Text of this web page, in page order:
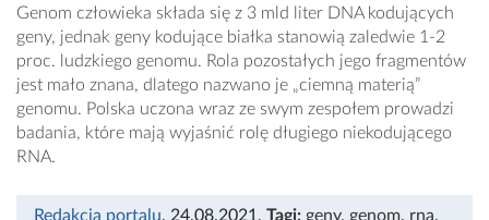
Genom człowieka składa się z 3 mld liter DNA kodujących
geny, jednak geny kodujące białka stanowią zaledwie 1-2
proc. ludzkiego genomu. Rola pozostałych jego fragmentów
jest mało znana, dlatego nazwano je „ciemną materią”
genomu. Polska uczona wraz ze swym zespołem prowadzi
badania, które mają wyjaśnić rolę długiego niekodującego
RNA.
Redakcja portalu, 24.08.2021 , Tagi: geny, genom, rna,